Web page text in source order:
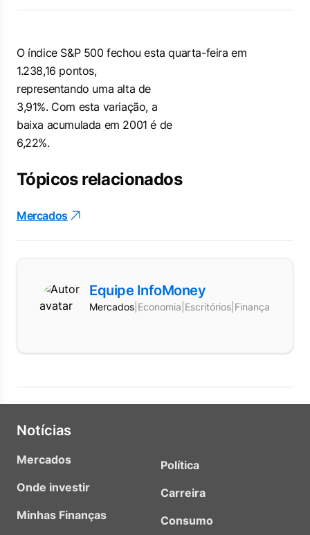
O índice S&P 500 fechou esta quarta-feira em
1.238,16 pontos,
representando uma alta de
3,91%. Com esta variação, a
baixa acumulada em 2001 é de
6,22%.
Tópicos relacionados
Mercados
Equipe InfoMoney
Mercados Economia Escritórios Finanças
Notícias
Mercados
Onde investir
Minhas Finanças
Política
Carreira
Consumo